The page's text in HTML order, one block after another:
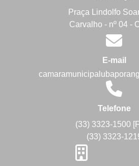
Praça Lindolfo
Carvalho - nº 04 -
E-mail
Telefone
(33) 3323-1500
(33) 3323-